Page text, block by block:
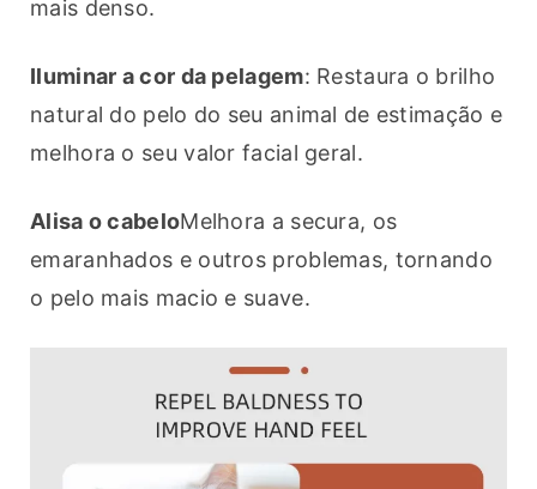
mais denso.
Iluminar a cor da pelagem: Restaura o brilho
natural do pelo do seu animal de estimação e
melhora o seu valor facial geral.
Alisa o cabeloMelhora a secura, os
emaranhados e outros problemas, tornando
o pelo mais macio e suave.